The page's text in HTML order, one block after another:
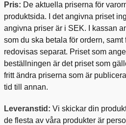
Pris: De aktuella priserna för
produktsida. I det angivna priset
angivna priser är i SEK. I kassan
som du ska betala för ordern, samt
redovisas separat. Priset som
beställningen är det priset som
fritt ändra priserna som är
tid till annan.
Leveranstid: Vi skickar din
de flesta av våra produkter är